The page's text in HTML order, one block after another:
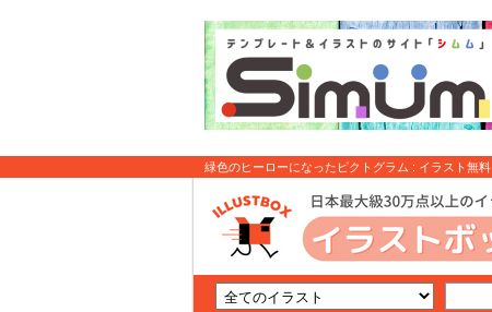
緑色のヒーローになったピクトグラム : イラスト無料